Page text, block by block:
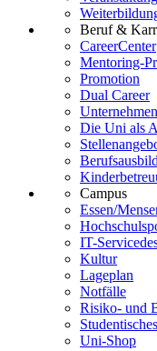
Beruf &
CareerCenter
Mentoring-
Promotion
Dual Career
Die Uni als
Campus
Essen/
IT-
Kultur
Lageplan
Notfälle
Risiko- und
Uni-Shop